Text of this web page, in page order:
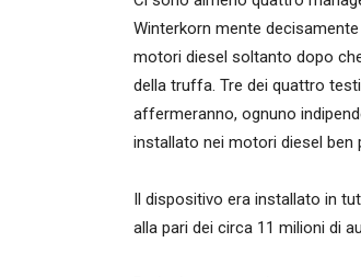
Winterkorn mente
motori diesel soltanto dopo
della truffa. Tre dei quattro
affermeranno, ognuno
installato nei motori diesel ben
Il dispositivo era installato in
alla pari dei circa 11 milioni di